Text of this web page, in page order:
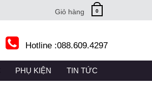
Giỏ hàng 0
Hotline :088.609.4297
(CURRENT)
PHỤ KIỆN (CURRENT)
TIN TỨC